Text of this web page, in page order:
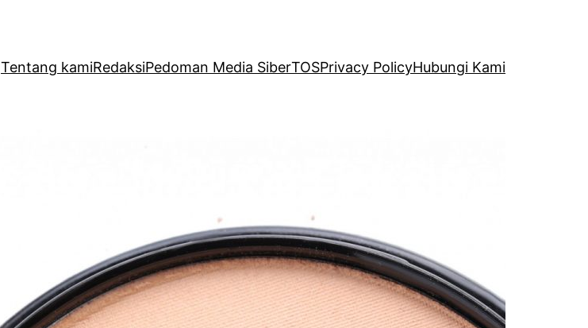
Tentang kamiRedaksiPedoman Media SiberTOSPrivacy PolicyHubungi Kami